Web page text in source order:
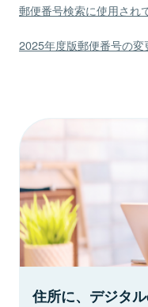
郵便番号検索に使用され
2025年度版郵便番号の変
住所に、デジタル